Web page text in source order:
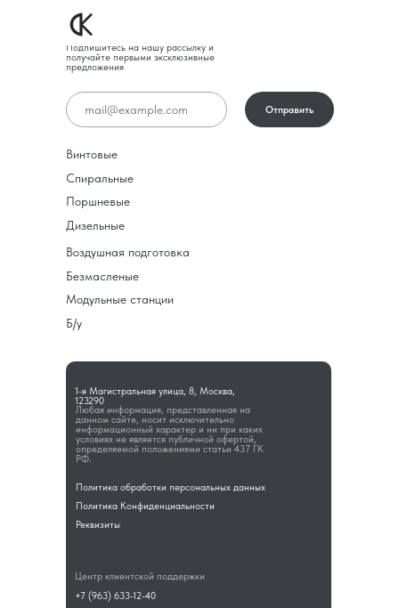
Любая информация, представленная на
данном сайте, носит исключительно
информационный характер и ни при каких
условиях не является публичной офертой,
определяемой положениями статьи 437 ГК
РФ.
1-я Магистральная улица, 8, Москва,
123290
Подпишитесь на нашу рассылку и
получайте первыми эксклюзивные
предложения
Винтовые
Спиральные
Поршневые
Дизельные
Воздушная подготовка
Безмасленые
Модульные станции
Б/у
Политика обработки персональных данных
Политика Конфиденциальности
Реквизиты
Центр клиентской поддержки
+7 (963) 633-12-40
Отправить